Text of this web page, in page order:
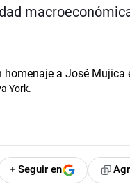
York.
+ Seguir en